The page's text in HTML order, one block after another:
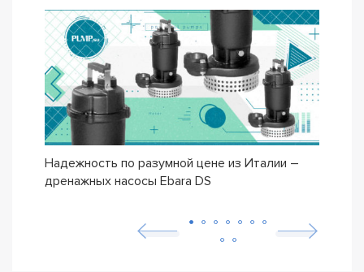
Надежность по разумной цене из Италии –
дренажных насосы Ebara DS